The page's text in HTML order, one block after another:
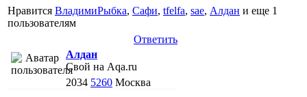
Нравится ВладимиРыбка, Сафи, tfelfa, sae, Алдан и еще 1
пользователям
Ответить
Алдан
Свой на Aqa.ru
2034 5260 Москва